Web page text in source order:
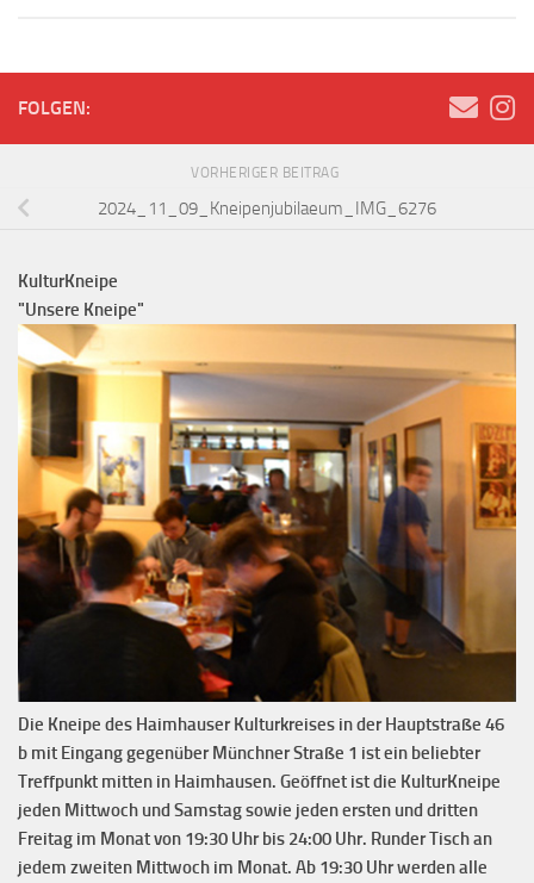
FOLGEN:
VORHERIGER BEITRAG
2024_11_09_Kneipenjubilaeum_IMG_6276
KulturKneipe
"Unsere Kneipe"
Die Kneipe des Haimhauser Kulturkreises in der Hauptstraße 46
b mit Eingang gegenüber Münchner Straße 1 ist ein beliebter
Treffpunkt mitten in Haimhausen. Geöffnet ist die KulturKneipe
jeden Mittwoch und Samstag sowie jeden ersten und dritten
Freitag im Monat von 19:30 Uhr bis 24:00 Uhr. Runder Tisch an
jedem zweiten Mittwoch im Monat. Ab 19:30 Uhr werden alle